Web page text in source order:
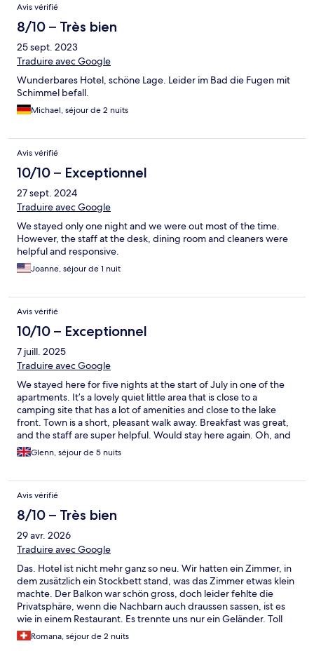
Avis vérifié
8/10 – Très bien
25 sept. 2023
Traduire avec Google
Wunderbares Hotel, schöne Lage. Leider im Bad die Fugen mit
Schimmel befall.
Michael, séjour de 2 nuits
Avis vérifié
10/10 – Exceptionnel
27 sept. 2024
Traduire avec Google
We stayed only one night and we were out most of the time.
However, the staff at the desk, dining room and cleaners were
helpful and responsive.
Joanne, séjour de 1 nuit
Avis vérifié
10/10 – Exceptionnel
7 juill. 2025
Traduire avec Google
We stayed here for five nights at the start of July in one of the
apartments. It’s a lovely quiet little area that is close to a
camping site that has a lot of amenities and close to the lake
front. Town is a short, pleasant walk away. Breakfast was great,
and the staff are super helpful. Would stay here again. Oh, and
air conditioners in our room were very useful during the 34C
heat!
Glenn, séjour de 5 nuits
Avis vérifié
8/10 – Très bien
29 avr. 2026
Traduire avec Google
Das. Hotel ist nicht mehr ganz so neu. Wir hatten ein Zimmer, in
dem zusätzlich ein Stockbett stand, was das Zimmer etwas klein
machte. Der Balkon war schön gross, doch leider fehlte die
Privatsphäre, wenn die Nachbarn auch draussen sassen, ist es
wie in einem Restaurant. Es trennte uns nur ein Geländer. Toll
waren die Restaurants in unmittelbarer Nähe auf dem
Campingareal. Das Frühstücksbuffet war ok - nicht so, wie wir es
Romana, séjour de 2 nuits